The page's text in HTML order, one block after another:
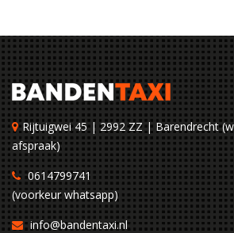
Rijtuigwei 45 | 2992 ZZ | Barendrecht
afspraak)
0614799741
(voorkeur whatsapp)
info@bandentaxi.nl